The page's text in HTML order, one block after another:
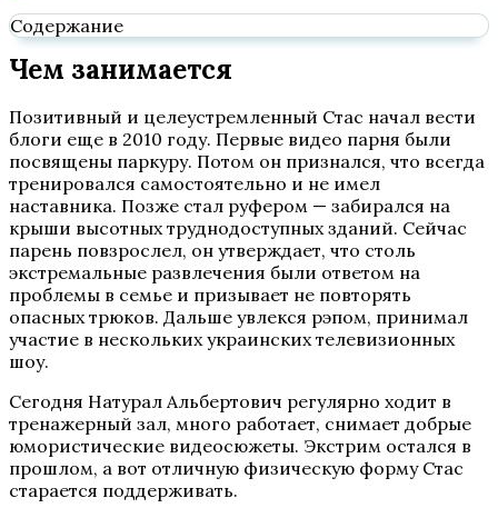
Содержание
Чем занимается
Позитивный и целеустремленный Стас начал вести
блоги еще в 2010 году. Первые видео парня были
посвящены паркуру. Потом он признался, что всегда
тренировался самостоятельно и не имел
наставника. Позже стал руфером — забирался на
крыши высотных труднодоступных зданий. Сейчас
парень повзрослел, он утверждает, что столь
экстремальные развлечения были ответом на
проблемы в семье и призывает не повторять
опасных трюков. Дальше увлекся рэпом, принимал
участие в нескольких украинских телевизионных
шоу.
Сегодня Натурал Альбертович регулярно ходит в
тренажерный зал, много работает, снимает добрые
юмористические видеосюжеты. Экстрим остался в
прошлом, а вот отличную физическую форму Стас
старается поддерживать.